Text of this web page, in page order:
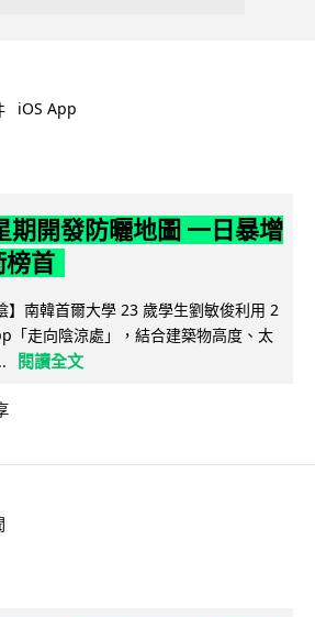
iOS App
期開發防曬地圖 一日暴增
榜首
】南韓首爾大學 23 歲學生劉敏俊利用 2
「走向陰涼處」，結合建築物高度、太
閱讀全文